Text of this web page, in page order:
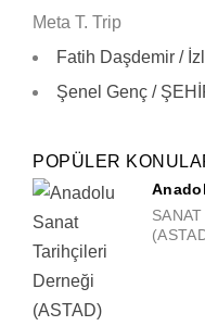
Meta T. Trip
Fatih Daşdemir /
Şenel Genç /
POPÜLER